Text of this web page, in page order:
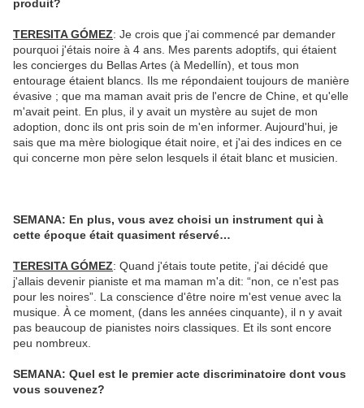
produit?
TERESITA GÓMEZ: Je crois que j'ai commencé par demander
pourquoi j'étais noire à 4 ans. Mes parents adoptifs, qui étaient
les concierges du Bellas Artes (à Medellín), et tous mon
entourage étaient blancs. Ils me répondaient toujours de manière
évasive ; que ma maman avait pris de l'encre de Chine, et qu'elle
m'avait peint. En plus, il y avait un mystère au sujet de mon
adoption, donc ils ont pris soin de m'en informer. Aujourd'hui, je
sais que ma mère biologique était noire, et j'ai des indices en ce
qui concerne mon père selon lesquels il était blanc et musicien.
SEMANA: En plus, vous avez choisi un instrument qui à
cette époque était quasiment réservé…
TERESITA GÓMEZ: Quand j'étais toute petite, j'ai décidé que
j'allais devenir pianiste et ma maman m'a dit: “non, ce n'est pas
pour les noires”. La conscience d'être noire m'est venue avec la
musique. À ce moment, (dans les années cinquante), il n y avait
pas beaucoup de pianistes noirs classiques. Et ils sont encore
peu nombreux.
SEMANA: Quel est le premier acte discriminatoire dont vous
vous souvenez?